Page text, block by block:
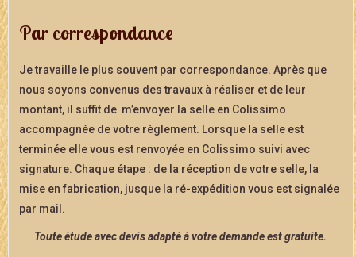
Par correspondance
Je travaille le plus souvent par correspondance. Après que
nous soyons convenus des travaux à réaliser et de leur
montant, il suffit de m’envoyer la selle en Colissimo
accompagnée de votre règlement. Lorsque la selle est
terminée elle vous est renvoyée en Colissimo suivi avec
signature. Chaque étape : de la réception de votre selle, la
mise en fabrication, jusque la ré-expédition vous est signalée
par mail.
Toute étude avec devis adapté à votre demande est gratuite.